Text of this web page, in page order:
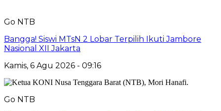
Go NTB
Bangga! Siswi MTsN 2 Lobar Terpilih Ikuti Jambore
Nasional XII Jakarta
Kamis, 6 Agu 2026 - 09:16
Go NTB